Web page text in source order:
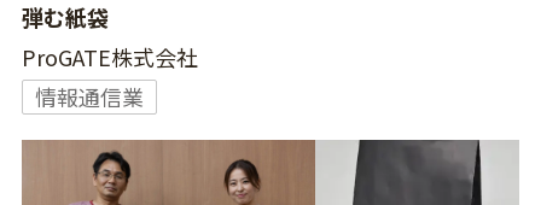
弾む紙袋
ProGATE株式会社
情報通信業